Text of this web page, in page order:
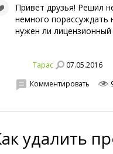
Привет друзья! Решил
немного порассуждать
нужен ли
Тараc 07.05.2016
Комментировать
удалить